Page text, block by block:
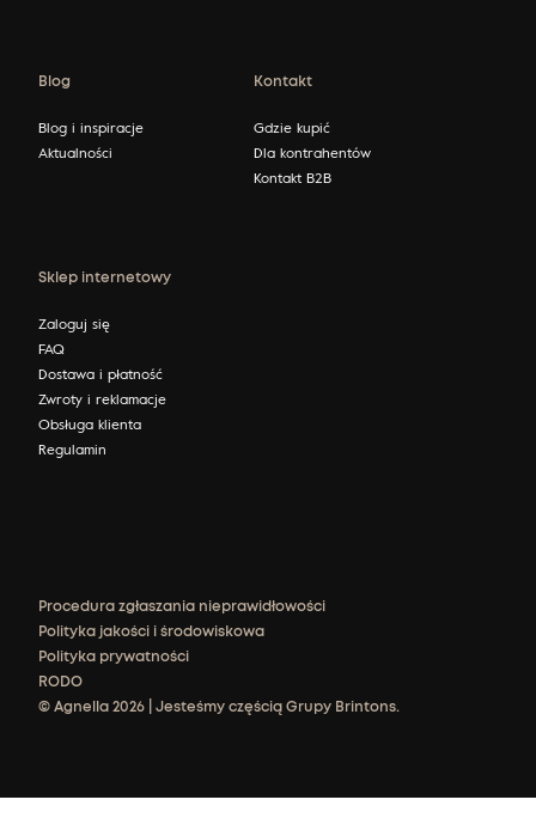
Blog
Blog i inspiracje
Aktualności
Kontakt
Gdzie kupić
Dla kontrahentów
Kontakt B2B
Sklep internetowy
Zaloguj się
FAQ
Dostawa i płatność
Zwroty i reklamacje
Obsługa klienta
Regulamin
Procedura zgłaszania nieprawidłowości
Polityka jakości i środowiskowa
Polityka prywatności
RODO
© Agnella 2026 | Jesteśmy częścią Grupy Brintons.